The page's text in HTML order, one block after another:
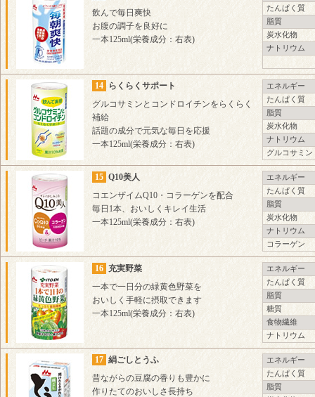
飲んで毎日爽快
お腹の調子を良好に
一本125ml(栄養成分：右表)
たんぱく質
脂質
炭水化物
ナトリウム
14
らくらくサポート
グルコサミンとコンドロイチンをらくらく
補給
話題の成分で元気な毎日を応援
一本125ml(栄養成分：右表)
エネルギー
たんぱく質
脂質
炭水化物
ナトリウム
グルコサミン
15 Q10美人
コエンザイムQ10・コラーゲンを配合
毎日1本、おいしくキレイ生活
一本125ml(栄養成分：右表)
エネルギー
たんぱく質
脂質
炭水化物
ナトリウム
コラーゲン
16 充実野菜
一本で一日分の緑黄色野菜を
おいしく手軽に摂取できます
一本125ml(栄養成分：右表)
エネルギー
たんぱく質
脂質
糖質
食物繊維
ナトリウム
17 絹ごしとうふ
昔ながらの豆腐の香りも豊かに
作りたてのおいしさ長持ち
エネルギー
たんぱく質
脂質